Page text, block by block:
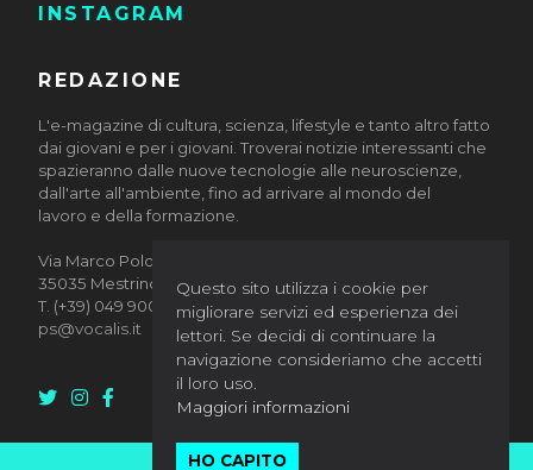
Questo sito utilizza i cookie per
migliorare servizi ed esperienza dei
lettori. Se decidi di continuare la
navigazione consideriamo che accetti
il loro uso.
Maggiori informazioni
HO CAPITO
INSTAGRAM
REDAZIONE
L'e-magazine di cultura, scienza, lifestyle e tanto altro fatto
dai giovani e per i giovani. Troverai notizie interessanti che
spazieranno dalle nuove tecnologie alle neuroscienze,
dall'arte all'ambiente, fino ad arrivare al mondo del
lavoro e della formazione.
Via Marco Polo, 10/12
35035 Mestrino (Padova)
T. (+39) 049 9002884
ps@vocalis.it